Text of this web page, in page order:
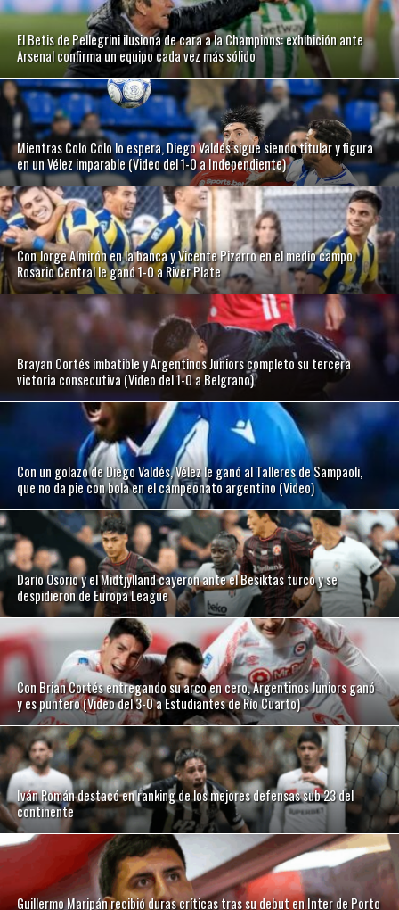
El Betis de Pellegrini ilusiona de cara a la Champions: exhibición ante
Arsenal confirma un equipo cada vez más sólido
Mientras Colo Colo lo espera, Diego Valdés sigue siendo titular y figura
en un Vélez imparable (Video del 1-0 a Independiente)
Con Jorge Almirón en la banca y Vicente Pizarro en el medio campo,
Rosario Central le ganó 1-0 a River Plate
Brayan Cortés imbatible y Argentinos Juniors completo su tercera
victoria consecutiva (Video del 1-0 a Belgrano)
Con un golazo de Diego Valdés, Vélez le ganó al Talleres de Sampaoli,
que no da pie con bola en el campeonato argentino (Video)
Darío Osorio y el Midtjylland cayeron ante el Besiktas turco y se
despidieron de Europa League
Con Brian Cortés entregando su arco en cero, Argentinos Juniors ganó
y es puntero (Video del 3-0 a Estudiantes de Río Cuarto)
Iván Román destacó en ranking de los mejores defensas sub 23 del
continente
Guillermo Maripán recibió duras críticas tras su debut en Inter de Porto